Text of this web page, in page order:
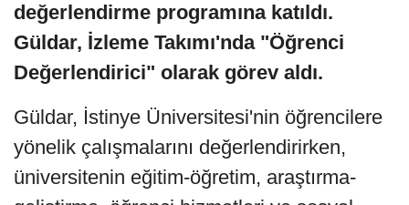
değerlendirme programına katıldı.
Güldar, İzleme Takımı'nda "Öğrenci
Değerlendirici" olarak görev aldı.
Güldar, İstinye Üniversitesi'nin öğrencilere
yönelik çalışmalarını değerlendirirken,
üniversitenin eğitim-öğretim, araştırma-